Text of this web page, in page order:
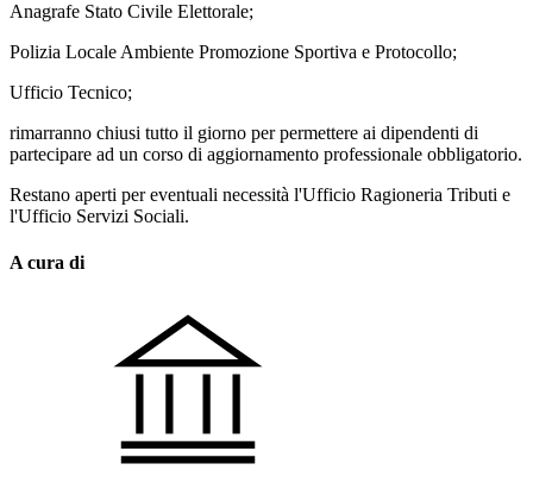
Anagrafe Stato Civile Elettorale;
Polizia Locale Ambiente Promozione Sportiva e Protocollo;
Ufficio Tecnico;
rimarranno chiusi tutto il giorno per permettere ai dipendenti di
partecipare ad un corso di aggiornamento professionale obbligatorio.
Restano aperti per eventuali necessità l'Ufficio Ragioneria Tributi e
l'Ufficio Servizi Sociali.
A cura di